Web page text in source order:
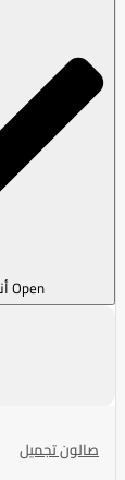
Open أنواع الأعمال
صالون تجميل